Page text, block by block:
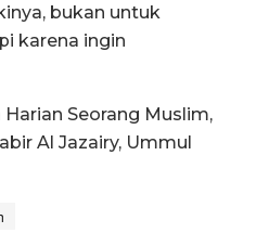
bukan untuk
karena ingin
Seorang Muslim,
Al Jazairy, Ummul